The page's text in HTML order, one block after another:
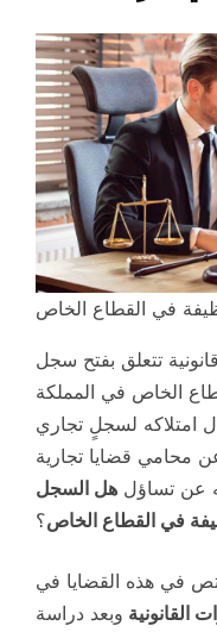
في القطاع الخاص
تتعلق بفتح سجل
الخاص في المملكة
امتلاكه لسجلٍ تجاري
محامي قضايا تجارية
عن تساؤل هل السجل
في القطاع الخاص؟
في هذه القضايا في
القانونية وبعد دراسة